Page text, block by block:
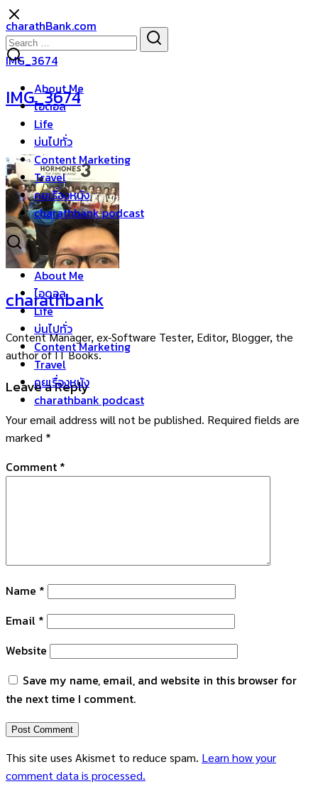
Skip
to
content
charathBank.com
About Me
ไอดอล
Life
บ่นไปทั่ว
Content Marketing
Travel
คุยเรื่องหนัง
charathbank podcast
About Me
ไอดอล
Life
บ่นไปทั่ว
Content Marketing
Travel
คุยเรื่องหนัง
charathbank podcast
Search
for:
IMG_3674
IMG_3674
charathbank
Content Manager, ex-Software Tester, Editor, Blogger, the
author of IT Books.
Leave a Reply
Your email address will not be published. Required fields are
marked *
Comment *
Name *
Email *
Website
Save my name, email, and website in this browser for
the next time I comment.
This site uses Akismet to reduce spam. Learn how your
comment data is processed.